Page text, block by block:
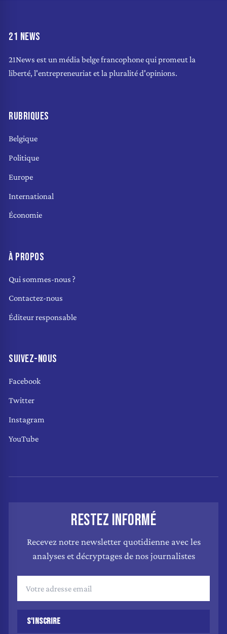
21 NEWS
21News est un média belge francophone qui promeut la
liberté, l'entrepreneuriat et la pluralité d'opinions.
RUBRIQUES
Belgique
Politique
Europe
International
Économie
À PROPOS
Qui sommes-nous ?
Contactez-nous
Éditeur responsable
SUIVEZ-NOUS
Facebook
Twitter
Instagram
YouTube
RESTEZ INFORMÉ
Recevez notre newsletter quotidienne avec les
analyses et décryptages de nos journalistes
S'INSCRIRE